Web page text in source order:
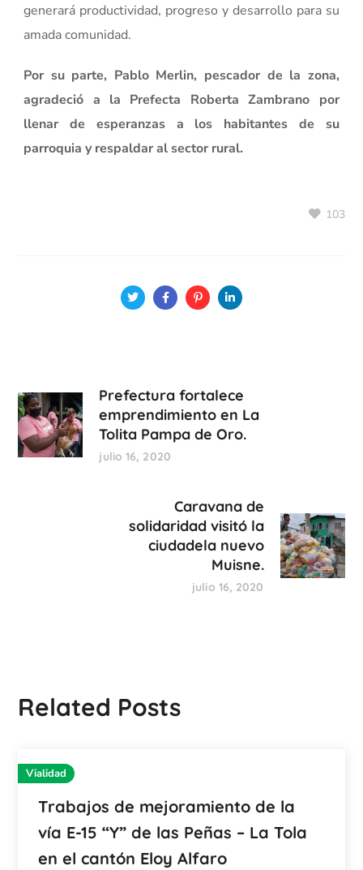
generará productividad, progreso y desarrollo para su
amada comunidad.
Por su parte, Pablo Merlin, pescador de la zona,
agradeció a la Prefecta Roberta Zambrano por
llenar de esperanzas a los habitantes de su
parroquia y respaldar al sector rural.
103
Prefectura fortalece
emprendimiento en La
Tolita Pampa de Oro.
julio 16, 2020
Caravana de
solidaridad visitó la
ciudadela nuevo
Muisne.
julio 16, 2020
Related Posts
Vialidad
Trabajos de mejoramiento de la
vía E-15 “Y” de las Peñas – La Tola
en el cantón Eloy Alfaro